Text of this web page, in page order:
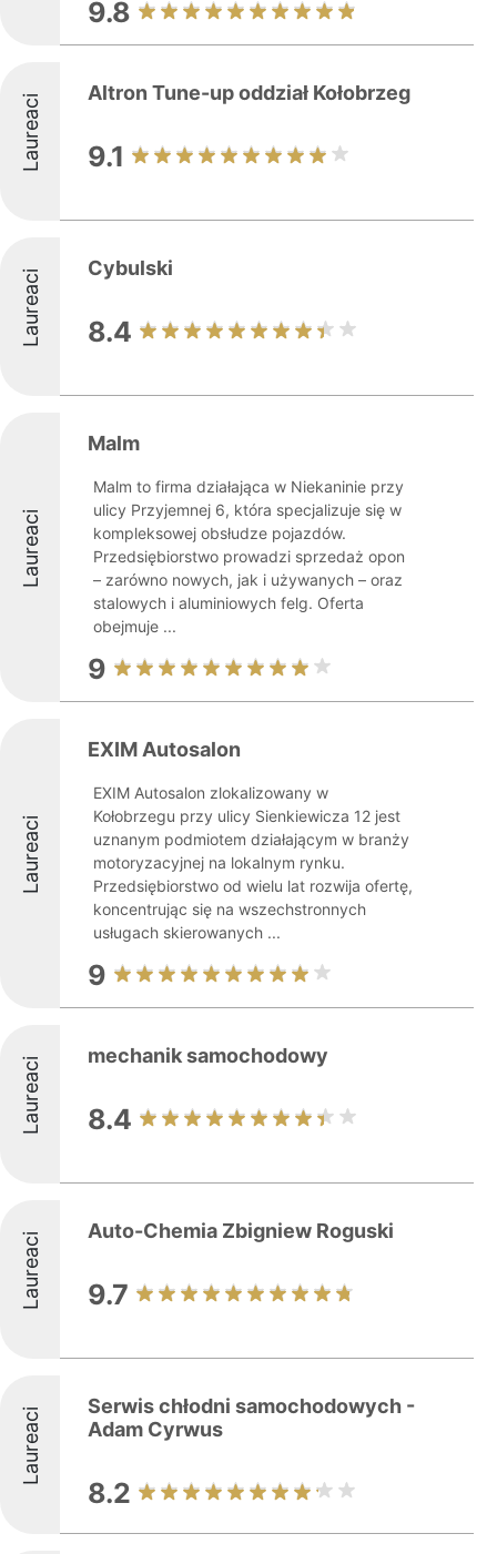
9.8
Laureaci Altron Tune-up oddział Kołobrzeg
9.1
Laureaci Cybulski
8.4
Laureaci
Malm
Malm to firma działająca w Niekaninie przy
ulicy Przyjemnej 6, która specjalizuje się w
kompleksowej obsłudze pojazdów.
Przedsiębiorstwo prowadzi sprzedaż opon
– zarówno nowych, jak i używanych – oraz
stalowych i aluminiowych felg. Oferta
obejmuje ...
9
Laureaci
EXIM Autosalon
EXIM Autosalon zlokalizowany w
Kołobrzegu przy ulicy Sienkiewicza 12 jest
uznanym podmiotem działającym w branży
motoryzacyjnej na lokalnym rynku.
Przedsiębiorstwo od wielu lat rozwija ofertę,
koncentrując się na wszechstronnych
usługach skierowanych ...
9
Laureaci mechanik samochodowy
8.4
Laureaci Auto-Chemia Zbigniew Roguski
9.7
Laureaci
Serwis chłodni samochodowych -
Adam Cyrwus
8.2